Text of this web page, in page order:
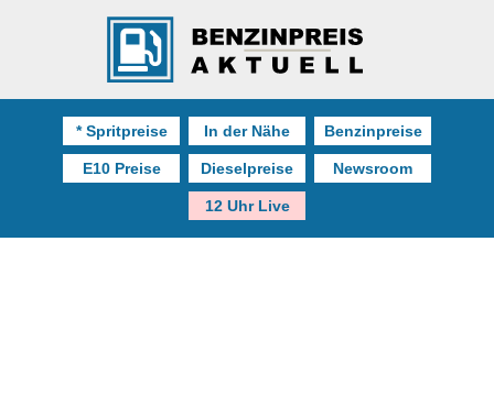
* Spritpreise In der Nähe Benzinpreise
E10 Preise Dieselpreise Newsroom
12 Uhr Live